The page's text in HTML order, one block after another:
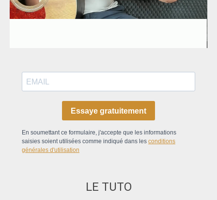
Essaye gratuitement
En soumettant ce formulaire, j'accepte que les informations
saisies soient utilisées comme indiqué dans les conditions
générales d'utilisation
LE TUTO